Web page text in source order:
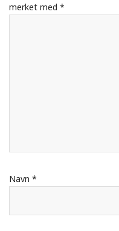
merket med *
Navn *